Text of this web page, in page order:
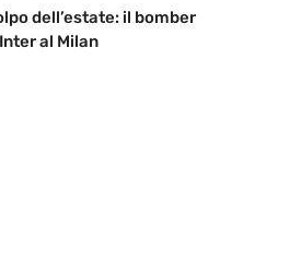
dell’estate: il bomber
al Milan